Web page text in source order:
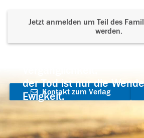
Jetzt anmelden um Teil des
werden.
der Tod ist nur die
Ewigkeit.
Kontakt zum Verlag
aufnehmen